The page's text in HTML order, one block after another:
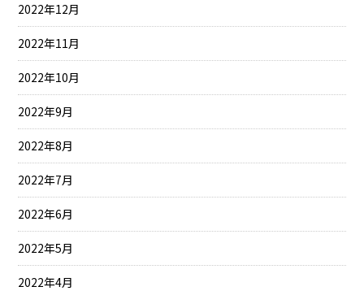
2022年12月
2022年11月
2022年10月
2022年9月
2022年8月
2022年7月
2022年6月
2022年5月
2022年4月